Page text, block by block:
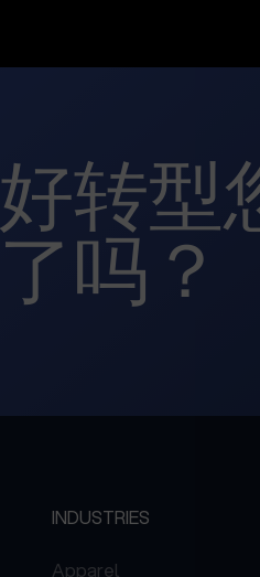
转型
吗？
INDUSTRIES
Apparel